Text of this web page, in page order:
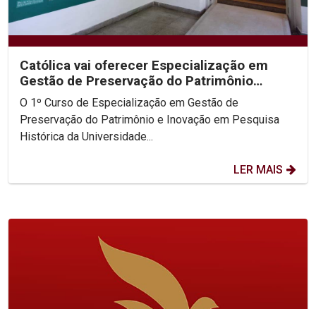
Católica vai oferecer Especialização em
Gestão de Preservação do Patrimônio
Histórico
O 1º Curso de Especialização em Gestão de
Preservação do Patrimônio e Inovação em Pesquisa
Histórica da Universidade...
LER MAIS